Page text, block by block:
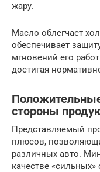
жару.
Масло облегчает
обеспечивает
мгновений его
достигая
стороны
Представляемый
плюсов,
различных авто.
качестве